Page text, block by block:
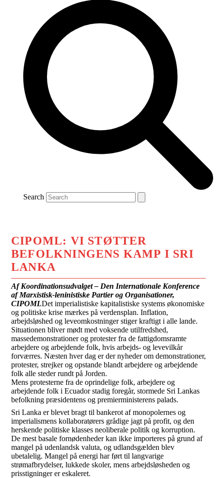
Search
CIPOML: VI STØTTER
BEFOLKNINGENS KAMP I SRI
LANKA
Af Koordinationsudvalget – Den Internationale Konference
af Marxistisk-leninistiske Partier og Organisationer,
CIPOMLDet imperialistiske kapitalistiske systems økonomiske
og politiske krise mærkes på verdensplan. Inflation,
arbejdsløshed og leveomkostninger stiger kraftigt i alle lande.
Situationen bliver mødt med voksende utilfredshed,
massedemonstrationer og protester fra de fattigdomsramte
arbejdere og arbejdende folk, hvis arbejds- og levevilkår
forværres. Næsten hver dag er der nyheder om demonstrationer,
protester, strejker og opstande blandt arbejdere og arbejdende
folk alle steder rundt på Jorden.
Mens protesterne fra de oprindelige folk, arbejdere og
arbejdende folk i Ecuador stadig foregår, stormede Sri Lankas
befolkning præsidentens og premierministerens palads.
Sri Lanka er blevet bragt til bankerot af monopolernes og
imperialismens kollaboratørers grådige jagt på profit, og den
herskende politiske klasses neoliberale politik og korruption.
De mest basale fornødenheder kan ikke importeres på grund af
mangel på udenlandsk valuta, og udlandsgælden blev
ubetalelig. Mangel på energi har ført til langvarige
strømafbrydelser, lukkede skoler, mens arbejdsløsheden og
prisstigninger er eskaleret.